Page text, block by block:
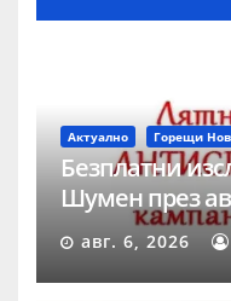
Актуално Горещи
Безплатни
Шумен през
авг. 6, 2026